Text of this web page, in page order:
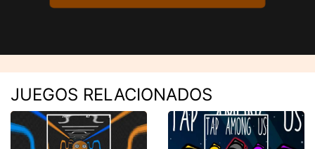
JUEGOS RELACIONADOS